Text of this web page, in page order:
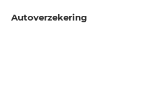
Autoverzekering